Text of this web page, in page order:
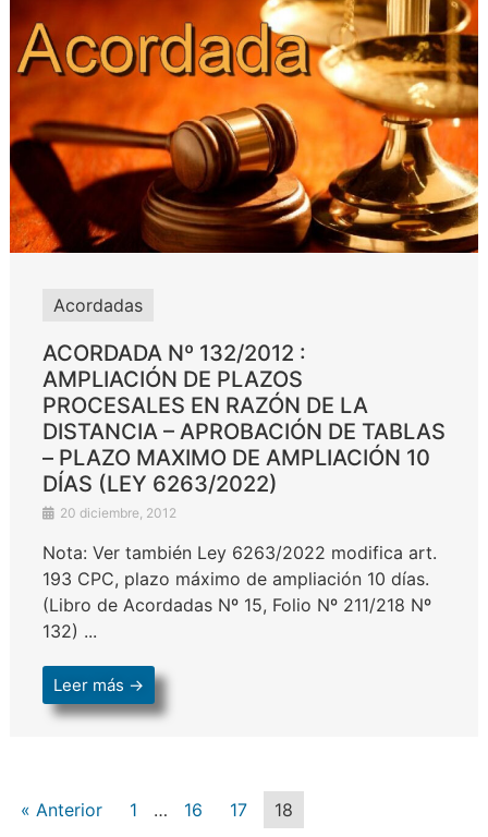
Acordadas
ACORDADA Nº 132/2012 :
AMPLIACIÓN DE PLAZOS
PROCESALES EN RAZÓN DE LA
DISTANCIA – APROBACIÓN DE TABLAS
– PLAZO MAXIMO DE AMPLIACIÓN 10
DÍAS (LEY 6263/2022)
20 diciembre, 2012
Nota: Ver también Ley 6263/2022 modifica art.
193 CPC, plazo máximo de ampliación 10 días.
(Libro de Acordadas Nº 15, Folio Nº 211/218 Nº
132) ...
Leer más →
« Anterior 1 … 16 17 18